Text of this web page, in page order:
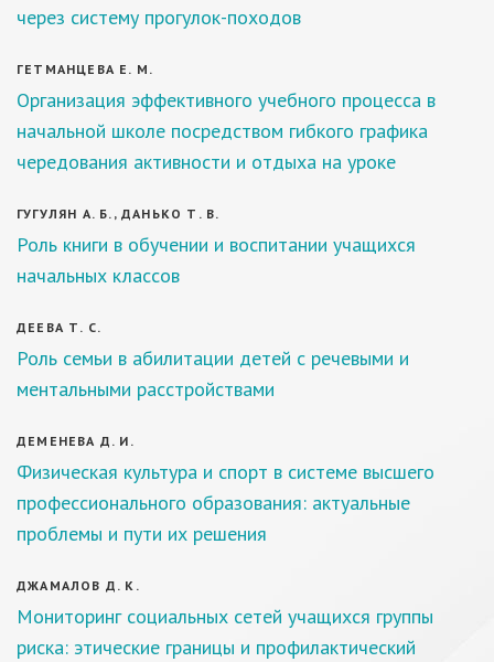
через систему прогулок-походов
ГЕТМАНЦЕВА Е. М.
Организация эффективного учебного процесса в
начальной школе посредством гибкого графика
чередования активности и отдыха на уроке
ГУГУЛЯН А. Б., ДАНЬКО Т. В.
Роль книги в обучении и воспитании учащихся
начальных классов
ДЕЕВА Т. С.
Роль семьи в абилитации детей с речевыми и
ментальными расстройствами
ДЕМЕНЕВА Д. И.
Физическая культура и спорт в системе высшего
профессионального образования: актуальные
проблемы и пути их решения
ДЖАМАЛОВ Д. К.
Мониторинг социальных сетей учащихся группы
риска: этические границы и профилактический